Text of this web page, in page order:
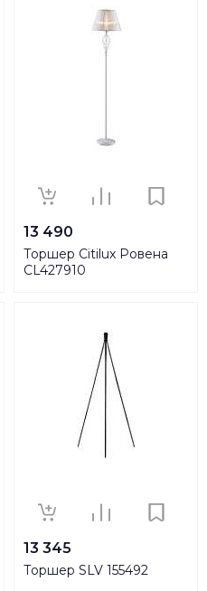
13 490
Торшер Citilux Ровена
CL427910
13 345
Торшер SLV 155492